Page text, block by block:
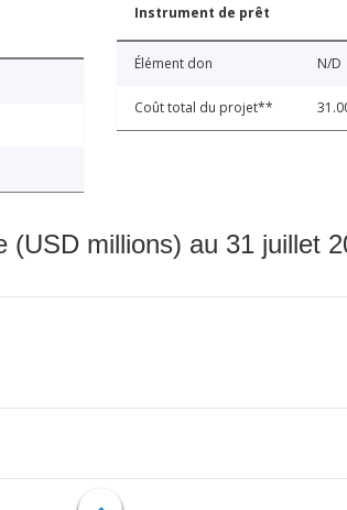
Instrument de prêt
Élément don N/D
Coût total du projet**
(USD millions) au 31 juillet